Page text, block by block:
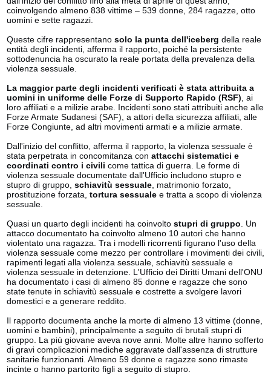
coinvolgendo almeno 838 vittime – 539 donne, 284 ragazze, otto
uomini e sette ragazzi.
Queste cifre rappresentano solo la punta dell'iceberg della reale
entità degli incidenti, afferma il rapporto, poiché la persistente
sottodenuncia ha oscurato la reale portata della prevalenza della
violenza sessuale.
La maggior parte degli incidenti verificati è stata attribuita a
uomini in uniforme delle Forze di Supporto Rapido (RSF), ai
loro affiliati e a milizie arabe. Incidenti sono stati attribuiti anche alle
Forze Armate Sudanesi (SAF), a attori della sicurezza affiliati, alle
Forze Congiunte, ad altri movimenti armati e a milizie armate.
Dall'inizio del conflitto, afferma il rapporto, la violenza sessuale è
stata perpetrata in concomitanza con attacchi sistematici e
coordinati contro i civili come tattica di guerra. Le forme di
violenza sessuale documentate dall'Ufficio includono stupro e
stupro di gruppo, schiavitù sessuale, matrimonio forzato,
prostituzione forzata, tortura sessualee tratta a scopo di violenza
sessuale.
Quasi un quarto degli incidenti ha coinvolto stupri di gruppo. Un
attacco documentato ha coinvolto almeno 10 autori che hanno
violentato una ragazza. Tra i modelli ricorrenti figurano l'uso della
violenza sessuale come mezzo per controllare i movimenti dei civili,
rapimenti legati alla violenza sessuale, schiavitù sessuale e
violenza sessuale in detenzione. L'Ufficio dei Diritti Umani dell'ONU
ha documentato i casi di almeno 85 donne e ragazze che sono
state tenute in schiavitù sessuale e costrette a svolgere lavori
domestici e a generare reddito.
Il rapporto documenta anche la morte di almeno 13 vittime (donne,
uomini e bambini), principalmente a seguito di brutali stupri di
gruppo. La più giovane aveva nove anni. Molte altre hanno sofferto
di gravi complicazioni mediche aggravate dall'assenza di strutture
sanitarie funzionanti. Almeno 59 donne e ragazze sono rimaste
incinte o hanno partorito figli a seguito di stupro.